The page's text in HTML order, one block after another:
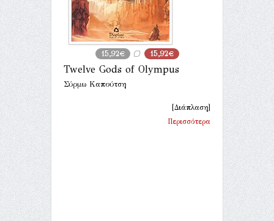
15,92€ 15,92€
Twelve Gods of Olympus
Σύρμω Καπούτση
[Διάπλαση]
Περισσότερα